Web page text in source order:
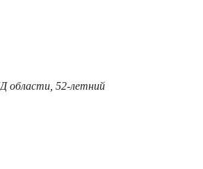
области, 52-летний